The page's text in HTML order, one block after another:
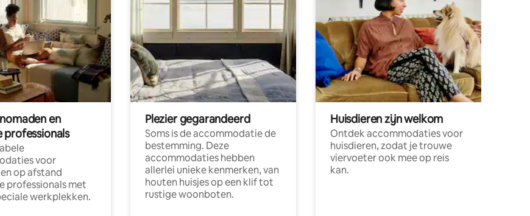
en
professionals
voor
op afstand
professionals met
werkplekken.
Plezier gegarandeerd
Soms is de accommodatie de
bestemming. Deze
accommodaties hebben
allerlei unieke kenmerken, van
houten huisjes op een klif tot
rustige woonboten.
Huisdieren zijn welkom
Ontdek accommodaties voor
huisdieren, zodat je trouwe
viervoeter ook mee op reis
kan.